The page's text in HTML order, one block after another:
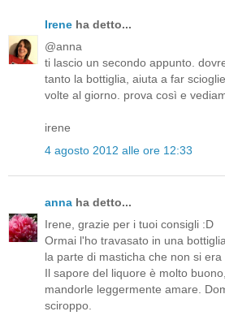
Irene ha detto...
@anna
ti lascio un secondo appunto.
tanto la bottiglia, aiuta a far
volte al giorno. prova così e
irene
4 agosto 2012 alle ore 12:33
anna ha detto...
Irene, grazie per i tuoi consigli :D
Ormai l'ho travasato in una
la parte di masticha che non si era
Il sapore del liquore è molto
mandorle leggermente amare.
sciroppo.